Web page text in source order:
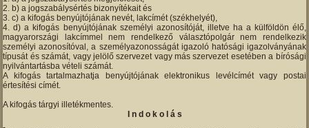
b) a jogszabálysértés bizonyítékait és
c) a kifogás benyújtójának nevét, lakcímét (székhelyét),
d) a kifogás benyújtójának személyi azonosítóját, illetve ha a külföldön élő,
magyarországi lakcímmel nem rendelkező választópolgár nem rendelkezik
személyi azonosítóval, a személyazonosságát igazoló hatósági igazolványának
típusát és számát, vagy jelölő szervezet vagy más szervezet esetében a bírósági
nyilvántartásba vételi számát.
A kifogás tartalmazhatja benyújtójának elektronikus levélcímét vagy postai
értesítési címét.
A kifogás tárgyi illetékmentes.
I n d o k o l á s